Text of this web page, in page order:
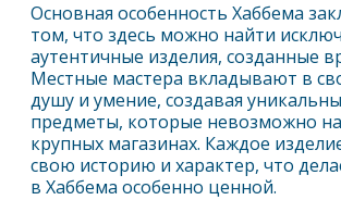
Основная особенность Хаббема
том, что здесь можно найти
аутентичные изделия, созданные
Местные мастера вкладывают в
душу и умение, создавая
предметы, которые невозможно
крупных магазинах. Каждое
свою историю и характер, что
в Хаббема особенно ценной.